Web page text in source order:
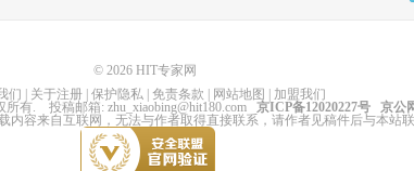
© 2026 HIT专家网
们
关于注册 保护隐私 免责条款 网站地图
加盟我们
所有. 投稿邮箱: zhu_xiaobing@hit180.com 京ICP备12020227号
京公
内容来自互联网，无法与作者取得直接联系，请作者见稿件后与本站联